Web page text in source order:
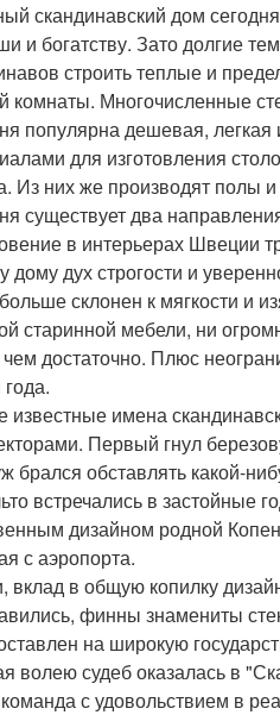
скандинавский дом
и богатству. Зато долгие
строить теплые и
комнаты. Многочисленные
популярна дешевая,
для изготовления
Из них же производят полы
существует два
в интерьерах Швеции
дому дух строгости и
склонен к мягкости и
старинной мебели, ни
достаточно. Плюс
имена
Первый гнул
брался обставлять какой-
встречались в застойные
дизайном родной
с аэропорта.
вклад в общую копилку
финны знамениты
на широкую
волею судеб оказалась в
с удовольствием в